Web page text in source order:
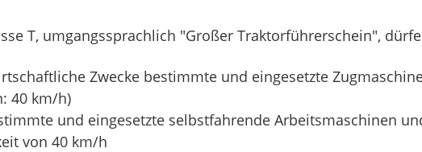
T, umgangssprachlich "Großer Traktorführerschein",
Zwecke bestimmte und eingesetzte
40 km/h)
und eingesetzte selbstfahrende Arbeitsmaschinen
von 40 km/h